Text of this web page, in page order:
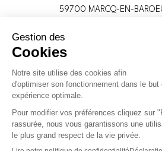
POLITIQUE DE
INFORMATIONS SUR LES
DEVENEZ DISTRIBUTEUR
59700 MARCQ-EN-